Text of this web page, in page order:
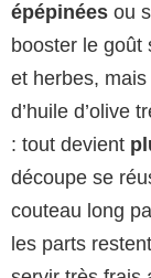
épépinées ou
booster le goût
et herbes,
d’huile d’olive
: tout devient
découpe se
couteau long
les parts restent